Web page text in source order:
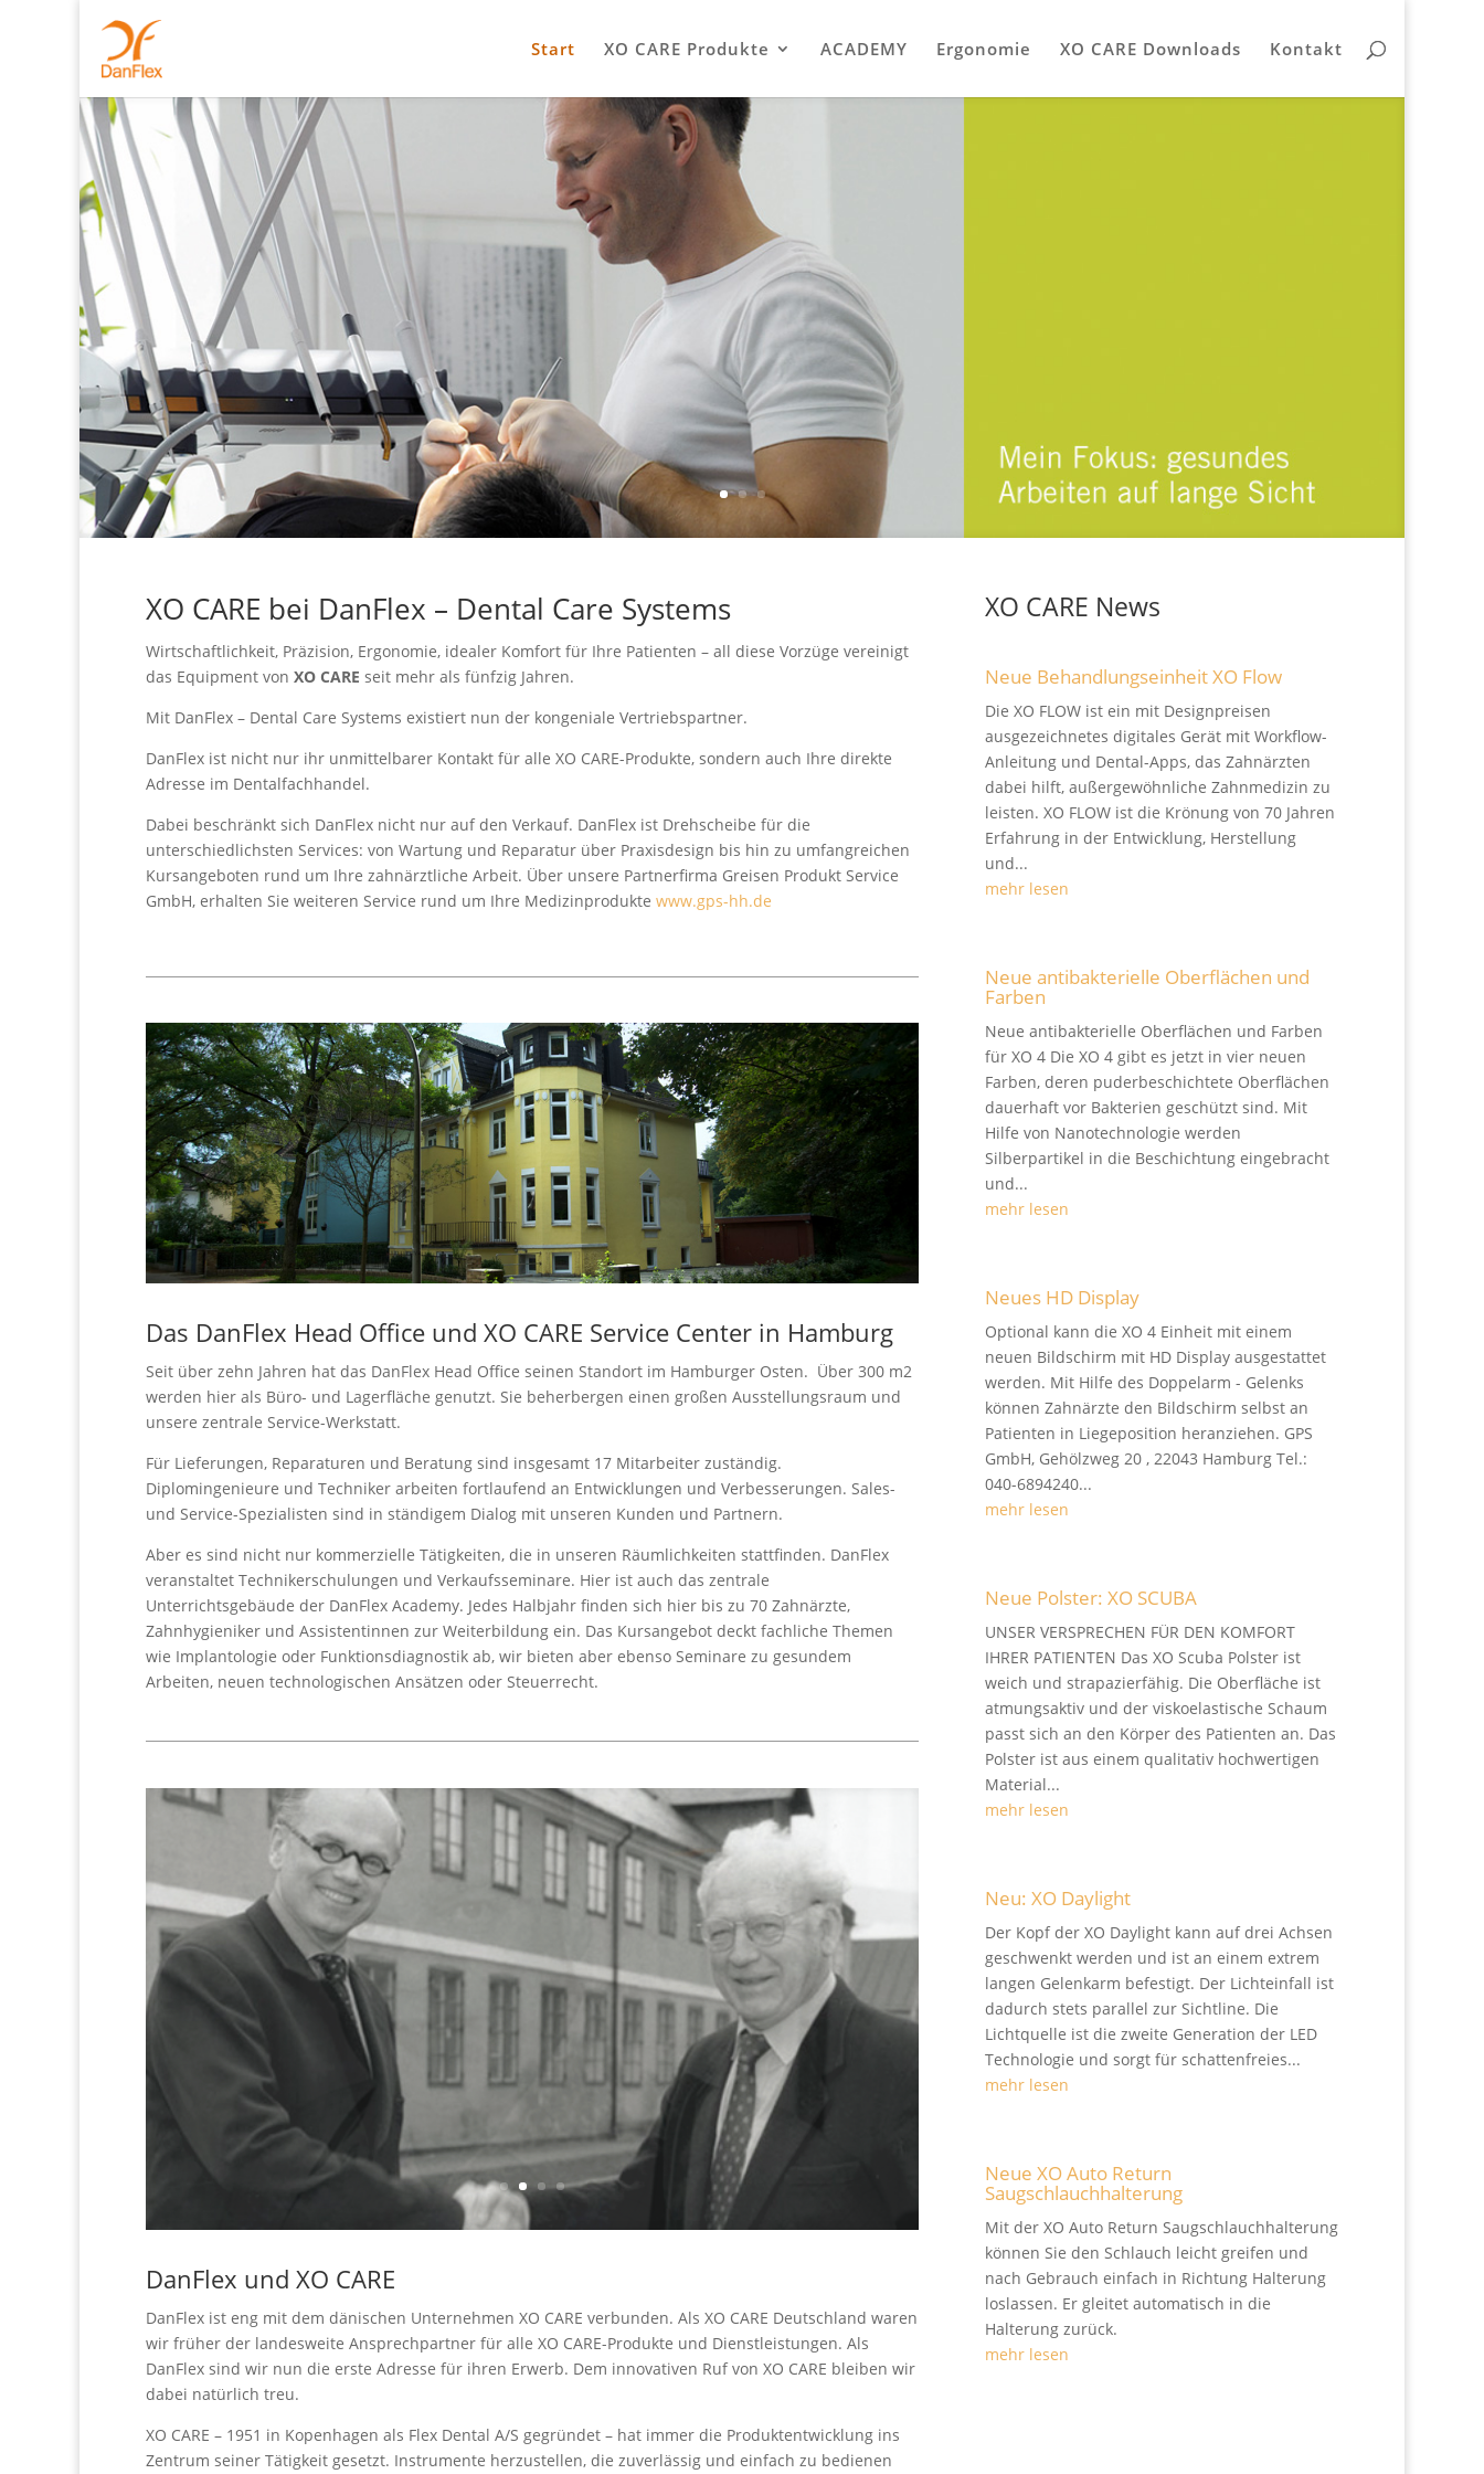
Start XO CARE Produkte ACADEMY Ergonomie XO CARE Downloads Kontakt
XO CARE bei DanFlex – Dental Care Systems
Wirtschaftlichkeit, Präzision, Ergonomie, idealer Komfort für Ihre Patienten – all diese Vorzüge vereinigt
das Equipment von XO CARE seit mehr als fünfzig Jahren.
Mit DanFlex – Dental Care Systems existiert nun der kongeniale Vertriebspartner.
DanFlex ist nicht nur ihr unmittelbarer Kontakt für alle XO CARE-Produkte, sondern auch Ihre direkte
Adresse im Dentalfachhandel.
Dabei beschränkt sich DanFlex nicht nur auf den Verkauf. DanFlex ist Drehscheibe für die
unterschiedlichsten Services: von Wartung und Reparatur über Praxisdesign bis hin zu umfangreichen
Kursangeboten rund um Ihre zahnärztliche Arbeit. Über unsere Partnerfirma Greisen Produkt Service
GmbH, erhalten Sie weiteren Service rund um Ihre Medizinprodukte www.gps-hh.de
Das DanFlex Head Office und XO CARE Service Center in Hamburg
Seit über zehn Jahren hat das DanFlex Head Office seinen Standort im Hamburger Osten. Über 300 m2
werden hier als Büro- und Lagerfläche genutzt. Sie beherbergen einen großen Ausstellungsraum und
unsere zentrale Service-Werkstatt.
Für Lieferungen, Reparaturen und Beratung sind insgesamt 17 Mitarbeiter zuständig.
Diplomingenieure und Techniker arbeiten fortlaufend an Entwicklungen und Verbesserungen. Sales-
und Service-Spezialisten sind in ständigem Dialog mit unseren Kunden und Partnern.
Aber es sind nicht nur kommerzielle Tätigkeiten, die in unseren Räumlichkeiten stattfinden. DanFlex
veranstaltet Technikerschulungen und Verkaufsseminare. Hier ist auch das zentrale
Unterrichtsgebäude der DanFlex Academy. Jedes Halbjahr finden sich hier bis zu 70 Zahnärzte,
Zahnhygieniker und Assistentinnen zur Weiterbildung ein. Das Kursangebot deckt fachliche Themen
wie Implantologie oder Funktionsdiagnostik ab, wir bieten aber ebenso Seminare zu gesundem
Arbeiten, neuen technologischen Ansätzen oder Steuerrecht.
DanFlex und XO CARE
DanFlex ist eng mit dem dänischen Unternehmen XO CARE verbunden. Als XO CARE Deutschland waren
wir früher der landesweite Ansprechpartner für alle XO CARE-Produkte und Dienstleistungen. Als
DanFlex sind wir nun die erste Adresse für ihren Erwerb. Dem innovativen Ruf von XO CARE bleiben wir
dabei natürlich treu.
XO CARE – 1951 in Kopenhagen als Flex Dental A/S gegründet – hat immer die Produktentwicklung ins
Zentrum seiner Tätigkeit gesetzt. Instrumente herzustellen, die zuverlässig und einfach zu bedienen
XO CARE News
Neue Behandlungseinheit XO Flow
Die XO FLOW ist ein mit Designpreisen
ausgezeichnetes digitales Gerät mit Workflow-
Anleitung und Dental-Apps, das Zahnärzten
dabei hilft, außergewöhnliche Zahnmedizin zu
leisten. XO FLOW ist die Krönung von 70 Jahren
Erfahrung in der Entwicklung, Herstellung
und...
mehr lesen
Neue antibakterielle Oberflächen und
Farben
Neue antibakterielle Oberflächen und Farben
für XO 4 Die XO 4 gibt es jetzt in vier neuen
Farben, deren puderbeschichtete Oberflächen
dauerhaft vor Bakterien geschützt sind. Mit
Hilfe von Nanotechnologie werden
Silberpartikel in die Beschichtung eingebracht
und...
mehr lesen
Neues HD Display
Optional kann die XO 4 Einheit mit einem
neuen Bildschirm mit HD Display ausgestattet
werden. Mit Hilfe des Doppelarm - Gelenks
können Zahnärzte den Bildschirm selbst an
Patienten in Liegeposition heranziehen. GPS
GmbH, Gehölzweg 20 , 22043 Hamburg Tel.:
040-6894240...
mehr lesen
Neue Polster: XO SCUBA
UNSER VERSPRECHEN FÜR DEN KOMFORT
IHRER PATIENTEN Das XO Scuba Polster ist
weich und strapazierfähig. Die Oberfläche ist
atmungsaktiv und der viskoelastische Schaum
passt sich an den Körper des Patienten an. Das
Polster ist aus einem qualitativ hochwertigen
Material...
mehr lesen
Neu: XO Daylight
Der Kopf der XO Daylight kann auf drei Achsen
geschwenkt werden und ist an einem extrem
langen Gelenkarm befestigt. Der Lichteinfall ist
dadurch stets parallel zur Sichtline. Die
Lichtquelle ist die zweite Generation der LED
Technologie und sorgt für schattenfreies...
mehr lesen
Neue XO Auto Return
Saugschlauchhalterung
Mit der XO Auto Return Saugschlauchhalterung
können Sie den Schlauch leicht greifen und
nach Gebrauch einfach in Richtung Halterung
loslassen. Er gleitet automatisch in die
Halterung zurück.
mehr lesen